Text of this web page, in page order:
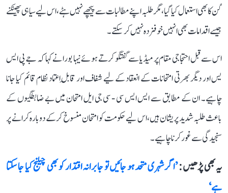
گن کا بھی استعمال کیا گیا، مگر طلبہ اپنے مطالبات سے پیچھے نہیں ہٹے، اس لیے سیاہی پھینکنے
جیسے اقدامات بھی انہیں خوفزدہ نہیں کر سکتے۔
اس سے قبل احتجاجی مقام پر میڈیا سے گفتگو کرتے ہوئے نیہا بورا نے کہا کہ جے پی ایس
یس اور دیگر بھرتی امتحانات کے انعقاد کے لیے شفاف اور قابلِ اعتماد نظام قائم کیا جانا
چاہیے۔ ان کے مطابق سے ایس ایس سی - سی جی ایل امتحان میں بے ضابطگیوں کے
باعث طلبہ شدید پریشان ہیں، اس لیے حکومت کو امتحان منسوخ کرکے دوبارہ کرانے پر
سنجیدگی سے غور کرنا چاہیے۔
یہ بھی پڑھیں :’اگر شہری متحد ہو جائیں تو جابرانہ اقتدار کو بھی چیلنج کیا جا سکتا
ہے‘